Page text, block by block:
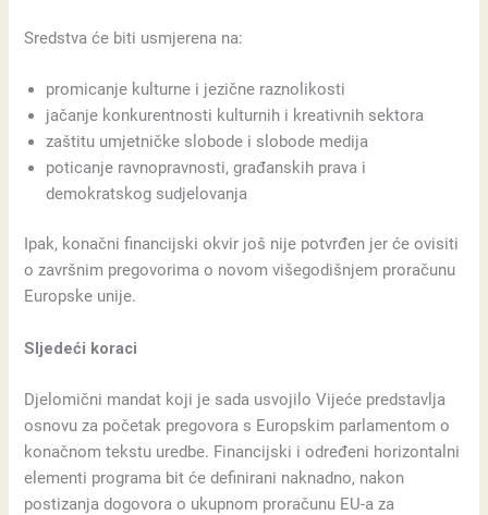
Sredstva će biti usmjerena na:
promicanje kulturne i jezične raznolikosti
jačanje konkurentnosti kulturnih i kreativnih sektora
zaštitu umjetničke slobode i slobode medija
poticanje ravnopravnosti, građanskih prava i
demokratskog sudjelovanja
Ipak, konačni financijski okvir još nije potvrđen jer će ovisiti
o završnim pregovorima o novom višegodišnjem proračunu
Europske unije.
Sljedeći koraci
Djelomični mandat koji je sada usvojilo Vijeće predstavlja
osnovu za početak pregovora s Europskim parlamentom o
konačnom tekstu uredbe. Financijski i određeni horizontalni
elementi programa bit će definirani naknadno, nakon
postizanja dogovora o ukupnom proračunu EU-a za